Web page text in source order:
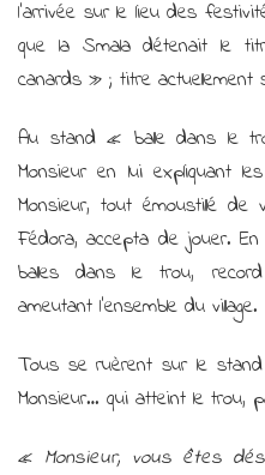
l’arrivée sur le lieu des
que la Smala détenait le
canards » ; titre actuellement
Au stand « balle dans le
Monsieur en lui expliquant
Monsieur, tout émoustillé
Fédora, accepta de jouer.
balles dans le trou,
ameutant l’ensemble du village.
Tous se ruèrent sur le
Monsieur… qui atteint le trou,
« Monsieur, vous êtes